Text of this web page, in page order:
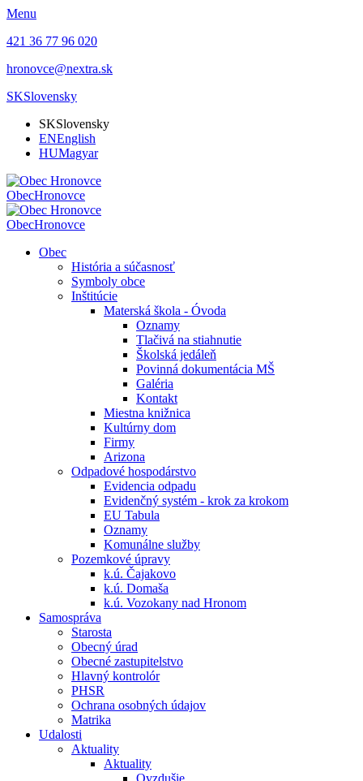
Menu
421 36 77 96 020
hronovce@nextra.sk
SKSlovensky
SKSlovensky
ENEnglish
HUMagyar
ObecHronovce
ObecHronovce
Obec
História a súčasnosť
Symboly obce
Inštitúcie
Materská škola - Óvoda
Oznamy
Tlačivá na stiahnutie
Školská jedáleň
Povinná dokumentácia MŠ
Galéria
Kontakt
Miestna knižnica
Kultúrny dom
Firmy
Arizona
Odpadové hospodárstvo
Evidencia odpadu
Evidenčný systém - krok za krokom
EU Tabula
Oznamy
Komunálne služby
Pozemkové úpravy
k.ú. Čajakovo
k.ú. Domaša
k.ú. Vozokany nad Hronom
Samospráva
Starosta
Obecný úrad
Obecné zastupitelstvo
Hlavný kontrolór
PHSR
Ochrana osobných údajov
Matrika
Udalosti
Aktuality
Aktuality
Ovzdušie